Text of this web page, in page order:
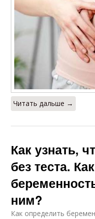
Читать дальше →
Как узнать,
без теста.
ним?
Как определить